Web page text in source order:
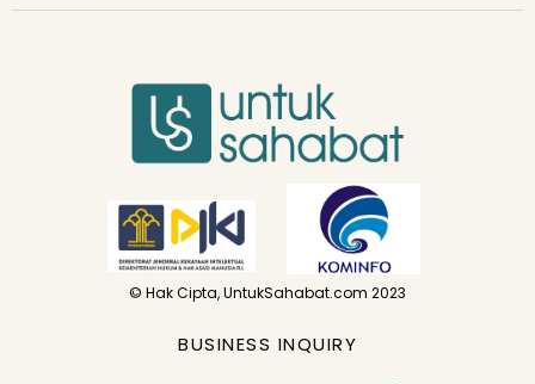
© Hak Cipta, UntukSahabat.com 2023
BUSINESS INQUIRY